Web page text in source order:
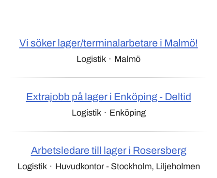
Vi söker lager/terminalarbetare i Malmö!
Logistik · Malmö
Extrajobb på lager i Enköping - Deltid
Logistik · Enköping
Arbetsledare till lager i Rosersberg
Logistik · Huvudkontor - Stockholm, Liljeholmen